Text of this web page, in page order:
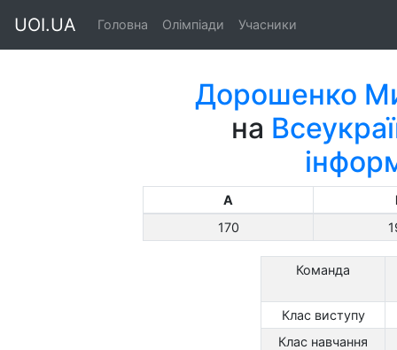
UOI.UA Головна Олімпіади Учасники
Дорошенко
на
A
170
Команда
Клас виступу
Клас навчання